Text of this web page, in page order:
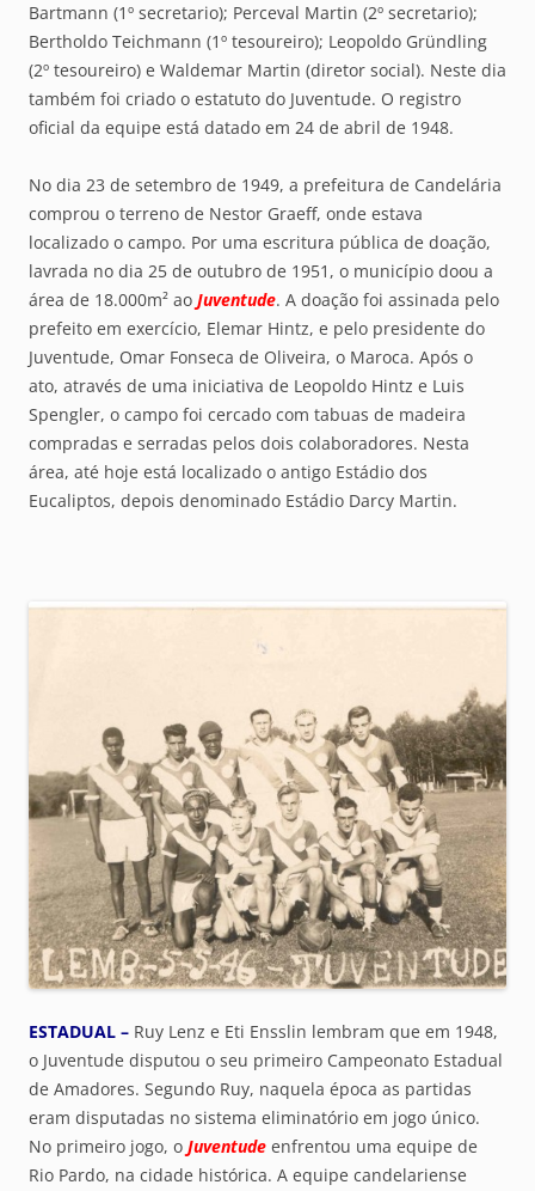
Bartmann (1º secretario); Perceval Martin (2º secretario);
Bertholdo Teichmann (1º tesoureiro); Leopoldo Gründling
(2º tesoureiro) e Waldemar Martin (diretor social). Neste dia
também foi criado o estatuto do Juventude. O registro
oficial da equipe está datado em 24 de abril de 1948.
No dia 23 de setembro de 1949, a prefeitura de Candelária
comprou o terreno de Nestor Graeff, onde estava
localizado o campo. Por uma escritura pública de doação,
lavrada no dia 25 de outubro de 1951, o município doou a
área de 18.000m² ao Juventude. A doação foi assinada pelo
prefeito em exercício, Elemar Hintz, e pelo presidente do
Juventude, Omar Fonseca de Oliveira, o Maroca. Após o
ato, através de uma iniciativa de Leopoldo Hintz e Luis
Spengler, o campo foi cercado com tabuas de madeira
compradas e serradas pelos dois colaboradores. Nesta
área, até hoje está localizado o antigo Estádio dos
Eucaliptos, depois denominado Estádio Darcy Martin.
ESTADUAL – Ruy Lenz e Eti Ensslin lembram que em 1948,
o Juventude disputou o seu primeiro Campeonato Estadual
de Amadores. Segundo Ruy, naquela época as partidas
eram disputadas no sistema eliminatório em jogo único.
No primeiro jogo, o Juventude enfrentou uma equipe de
Rio Pardo, na cidade histórica. A equipe candelariense